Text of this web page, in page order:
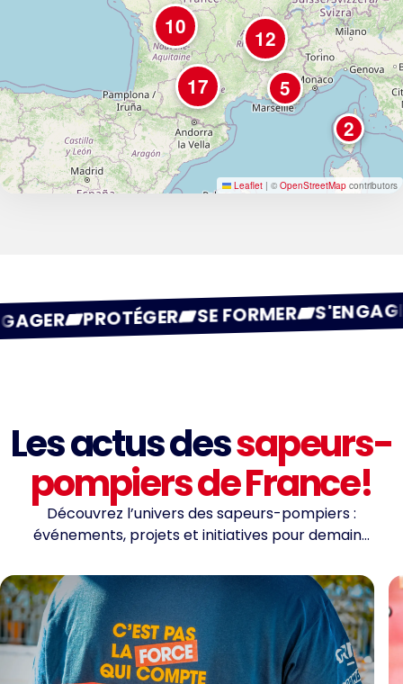
2
5
12
10
17
Leaflet | © OpenStreetMap contributors
FORMER S'ENGAGER PROTÉGER SE
Les actus dessapeurs-
pompiers de France!
Découvrez l’univers des sapeurs-pompiers :
événements, projets et initiatives pour demain…